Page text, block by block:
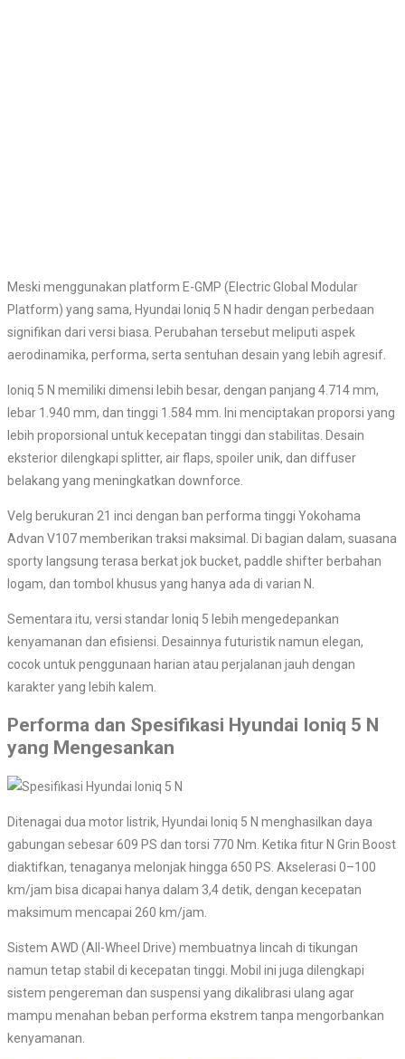
Meski menggunakan platform E-GMP (Electric Global Modular
Platform) yang sama, Hyundai Ioniq 5 N hadir dengan perbedaan
signifikan dari versi biasa. Perubahan tersebut meliputi aspek
aerodinamika, performa, serta sentuhan desain yang lebih agresif.
Ioniq 5 N memiliki dimensi lebih besar, dengan panjang 4.714 mm,
lebar 1.940 mm, dan tinggi 1.584 mm. Ini menciptakan proporsi yang
lebih proporsional untuk kecepatan tinggi dan stabilitas. Desain
eksterior dilengkapi splitter, air flaps, spoiler unik, dan diffuser
belakang yang meningkatkan downforce.
Velg berukuran 21 inci dengan ban performa tinggi Yokohama
Advan V107 memberikan traksi maksimal. Di bagian dalam, suasana
sporty langsung terasa berkat jok bucket, paddle shifter berbahan
logam, dan tombol khusus yang hanya ada di varian N.
Sementara itu, versi standar Ioniq 5 lebih mengedepankan
kenyamanan dan efisiensi. Desainnya futuristik namun elegan,
cocok untuk penggunaan harian atau perjalanan jauh dengan
karakter yang lebih kalem.
Performa dan Spesifikasi Hyundai Ioniq 5 N
yang Mengesankan
Ditenagai dua motor listrik, Hyundai Ioniq 5 N menghasilkan daya
gabungan sebesar 609 PS dan torsi 770 Nm. Ketika fitur N Grin Boost
diaktifkan, tenaganya melonjak hingga 650 PS. Akselerasi 0–100
km/jam bisa dicapai hanya dalam 3,4 detik, dengan kecepatan
maksimum mencapai 260 km/jam.
Sistem AWD (All-Wheel Drive) membuatnya lincah di tikungan
namun tetap stabil di kecepatan tinggi. Mobil ini juga dilengkapi
sistem pengereman dan suspensi yang dikalibrasi ulang agar
mampu menahan beban performa ekstrem tanpa mengorbankan
kenyamanan.